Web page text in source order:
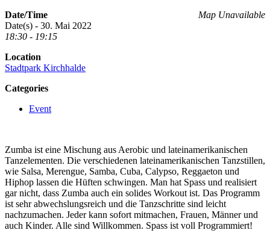
Map Unavailable
Date/Time
Date(s) - 30. Mai 2022
18:30 - 19:15
Location
Stadtpark Kirchhalde
Categories
Event
Zumba ist eine Mischung aus Aerobic und lateinamerikanischen
Tanzelementen. Die verschiedenen lateinamerikanischen Tanzstillen,
wie Salsa, Merengue, Samba, Cuba, Calypso, Reggaeton und
Hiphop lassen die Hüften schwingen. Man hat Spass und realisiert
gar nicht, dass Zumba auch ein solides Workout ist. Das Programm
ist sehr abwechslungsreich und die Tanzschritte sind leicht
nachzumachen. Jeder kann sofort mitmachen, Frauen, Männer und
auch Kinder. Alle sind Willkommen. Spass ist voll Programmiert!